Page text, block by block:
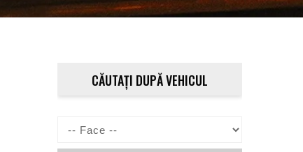
CĂUTAȚI DUPĂ VEHICUL